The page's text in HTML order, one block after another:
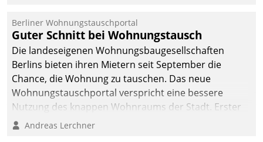
Berliner Wohnungstauschportal
Guter Schnitt bei Wohnungstausch
Die landeseigenen Wohnungsbaugesellschaften
Berlins bieten ihren Mietern seit September die
Chance, die Wohnung zu tauschen. Das neue
Wohnungstauschportal verspricht eine bessere
Nutzung des knappen Wohnraums der Stadt. Erster
Anwendungsfall für Datatrains Lösung API-Hub mit
Andreas Lerchner